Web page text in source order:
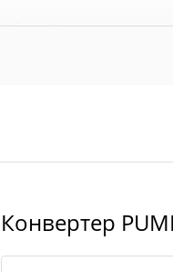
Объем24ч.
PumpBase Предложение
Конвертер